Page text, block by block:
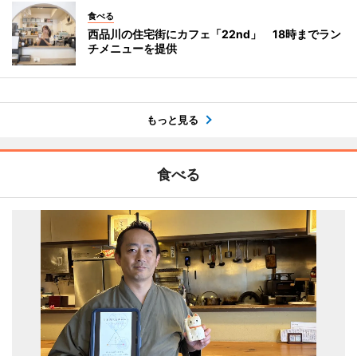
食べる
西品川の住宅街にカフェ「22nd」 18時までラン
チメニューを提供
もっと見る
食べる